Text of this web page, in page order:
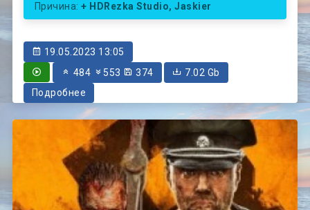
Причина:+ HDRezka Studio, Jaskier
19.05.2023 13:05
484
553 374
7.02 Gb
Подробнее